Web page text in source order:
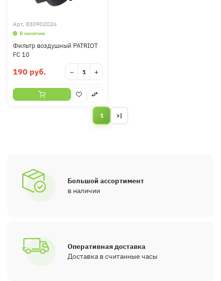
Арт. 830902026
В наличии
Фильтр воздушный PATRIOT
FC 10
190 руб. − +
1 >|
Большой ассортимент
в наличии
Оперативная доставка
Доставка в считанные часы